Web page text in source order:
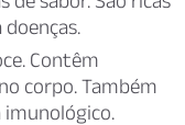
Contêm
corpo. Também
imunológico.